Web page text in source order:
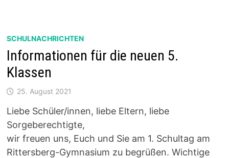
SCHULNACHRICHTEN
Informationen für die neuen 5.
Klassen
25. August 2021
Liebe Schüler/innen, liebe Eltern, liebe
Sorgeberechtigte,
wir freuen uns, Euch und Sie am 1. Schultag am
Rittersberg-Gymnasium zu begrüßen. Wichtige